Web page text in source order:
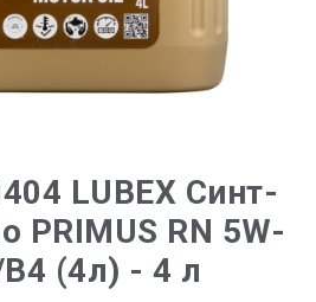
LUBEX Синт-
PRIMUS RN 5W-
(4л) - 4 л